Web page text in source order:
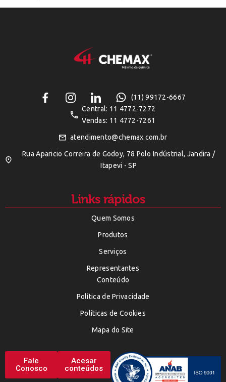
(11) 99172-6667
Central: 11 4772-7272
Vendas: 11 4772-7261
atendimento@chemax.com.br
Rua Aparicio Correira de Godoy, 78 Polo Indústrial, Jandira /
Itapevi - SP
Links rápidos
Quem Somos
Produtos
Serviços
Representantes
Conteúdo
Política de Privacidade
Políticas de Cookies
Mapa do Site
Fale
Conosco
Acesar
conteúdos